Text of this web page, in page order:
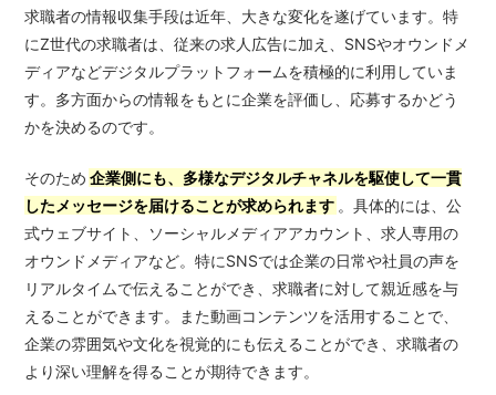
求職者の情報収集手段は近年、大きな変化を遂げています。特
にZ世代の求職者は、従来の求人広告に加え、SNSやオウンドメ
ディアなどデジタルプラットフォームを積極的に利用していま
す。多方面からの情報をもとに企業を評価し、応募するかどう
かを決めるのです。
そのため 企業側にも、多様なデジタルチャネルを駆使して一貫
したメッセージを届けることが求められます 。具体的には、公
式ウェブサイト、ソーシャルメディアアカウント、求人専用の
オウンドメディアなど。特にSNSでは企業の日常や社員の声を
リアルタイムで伝えることができ、求職者に対して親近感を与
えることができます。また動画コンテンツを活用することで、
企業の雰囲気や文化を視覚的にも伝えることができ、求職者の
より深い理解を得ることが期待できます。